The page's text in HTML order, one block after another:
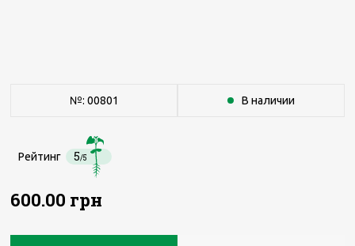
№: 00801 В наличии
Рейтинг 5/5
600.00 грн